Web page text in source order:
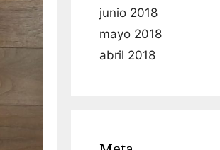
junio 2018
mayo 2018
abril 2018